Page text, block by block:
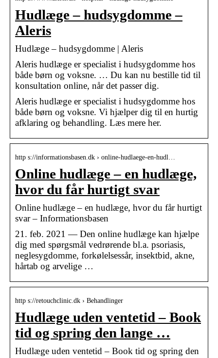
Hudlæge – hudsygdomme –
Aleris
Hudlæge – hudsygdomme | Aleris
Aleris hudlæge er specialist i hudsygdomme hos
både børn og voksne. … Du kan nu bestille tid til
konsultation online, når det passer dig.
Aleris hudlæge er specialist i hudsygdomme hos
både børn og voksne. Vi hjælper dig til en hurtig
afklaring og behandling. Læs mere her.
http s://informationsbasen.dk › online-hudlaege-en-hudl…
Online hudlæge – en hudlæge,
hvor du får hurtigt svar
Online hudlæge – en hudlæge, hvor du får hurtigt
svar – Informationsbasen
21. feb. 2021 — Den online hudlæge kan hjælpe
dig med spørgsmål vedrørende bl.a. psoriasis,
neglesygdomme, forkølelsessår, insektbid, akne,
hårtab og arvelige …
http s://retouchclinic.dk › Behandlinger
Hudlæge uden ventetid – Book
tid og spring den lange …
Hudlæge uden ventetid – Book tid og spring den